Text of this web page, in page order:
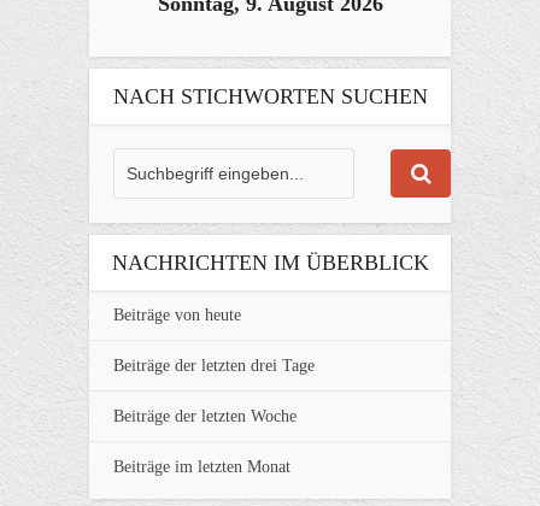
NACH STICHWORTEN SUCHEN
NACHRICHTEN IM ÜBERBLICK
Beiträge von heute
Beiträge der letzten drei Tage
Beiträge der letzten Woche
Beiträge im letzten Monat